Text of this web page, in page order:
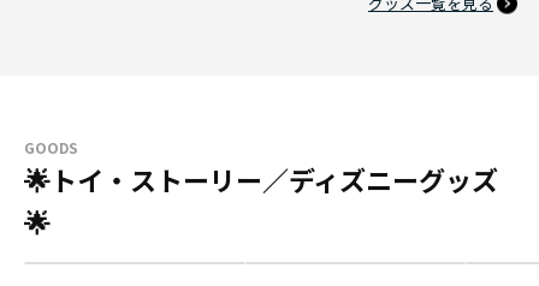
GOODS
🌟トイ・ストーリー／ディズニーグッズ
🌟